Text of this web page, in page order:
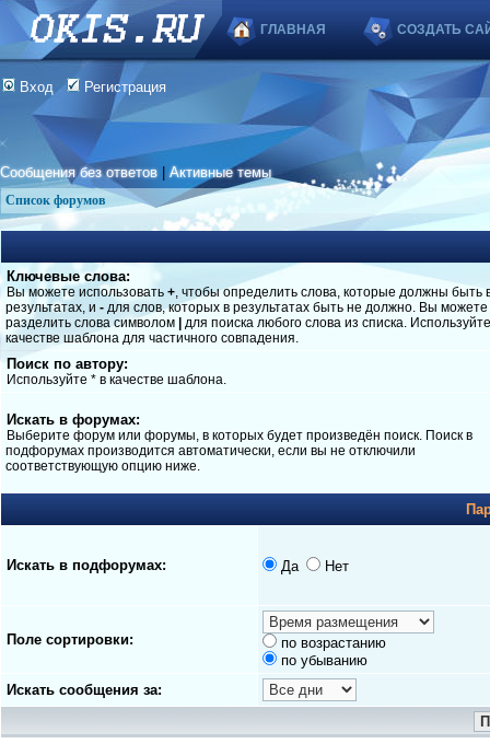
ГЛАВНАЯ СОЗДАТЬ
Вход Регистрация
Сообщения без ответов |Активные темы
Список форумов
Ключевые слова:
Вы можете использовать +, чтобы определить слова, которые должны быть
результатах, и - для слов, которых в результатах быть не должно. Вы можете
разделить слова символом
для поиска любого слова из списка.
качестве шаблона для частичного совпадения.
Поиск по автору:
Используйте * в качестве шаблона.
Искать в форумах:
Выберите форум или форумы, в которых будет произведён поиск. Поиск в
подфорумах производится автоматически, если вы не отключили
соответствующую опцию ниже.
Искать в подфорумах: Да Нет
Поле сортировки:
по возрастанию
по убыванию
Искать сообщения за: